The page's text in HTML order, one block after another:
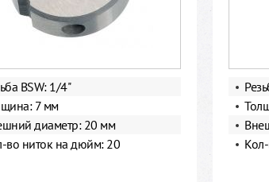
BSW: 1/4"
7 мм
диаметр: 20 мм
во ниток на дюйм: 20